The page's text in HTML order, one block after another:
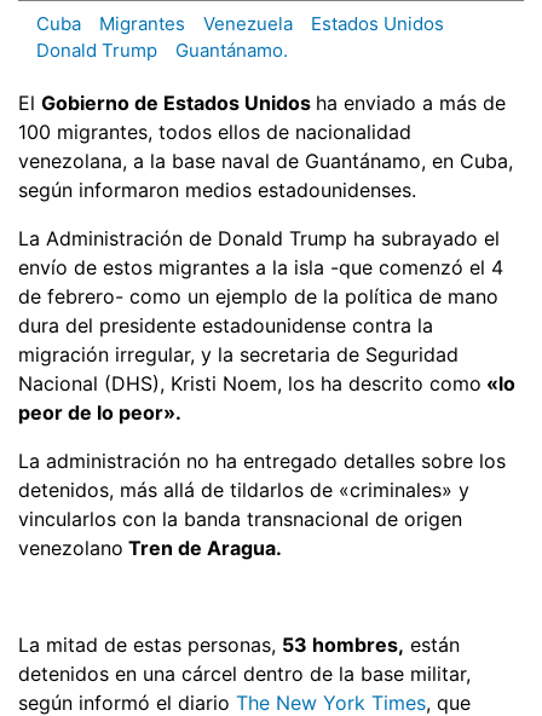
Cuba Migrantes Venezuela
Estados Unidos
Donald Trump
Guantánamo.
El Gobierno de Estados Unidos ha enviado a más de
100 migrantes, todos ellos de nacionalidad
venezolana, a la base naval de Guantánamo, en Cuba,
según informaron medios estadounidenses.
La Administración de Donald Trump ha subrayado el
envío de estos migrantes a la isla -que comenzó el 4
de febrero- como un ejemplo de la política de mano
dura del presidente estadounidense contra la
migración irregular, y la secretaria de Seguridad
Nacional (DHS), Kristi Noem, los ha descrito como «lo
peor de lo peor».
La administración no ha entregado detalles sobre los
detenidos, más allá de tildarlos de «criminales» y
vincularlos con la banda transnacional de origen
venezolano Tren de Aragua.
La mitad de estas personas, 53 hombres, están
detenidos en una cárcel dentro de la base militar,
según informó el diario The New York Times, que